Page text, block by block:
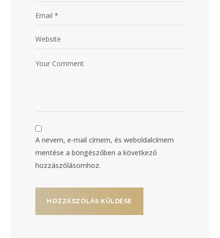
A nevem, e-mail címem, és weboldalcímem
mentése a böngészőben a következő
hozzászólásomhoz.